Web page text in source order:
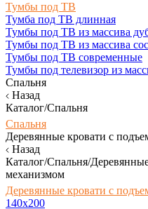
Тумбы под ТВ
Тумба под ТВ длинная
Тумбы под ТВ из массива
Тумбы под ТВ из массива
Тумбы под ТВ современные
Тумбы под телевизор из
Спальня
Назад
Каталог/Спальня
Спальня
Деревянные кровати с
Назад
Каталог/Спальня/
механизмом
Деревянные кровати с
140x200